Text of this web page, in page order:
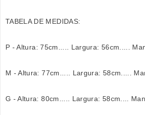
TABELA DE MEDIDAS:
P - Altura: 75cm..... Largura: 56cm.....
M - Altura: 77cm..... Largura: 58cm.....
G - Altura: 80cm..... Largura: 58cm....